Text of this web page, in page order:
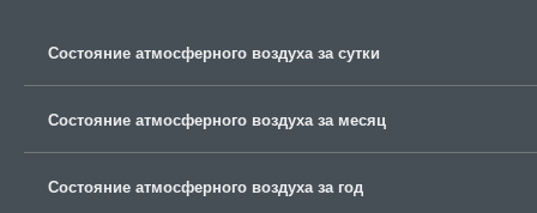
Состояние атмосферного воздуха за сутки
Состояние атмосферного воздуха за месяц
Состояние атмосферного воздуха за год